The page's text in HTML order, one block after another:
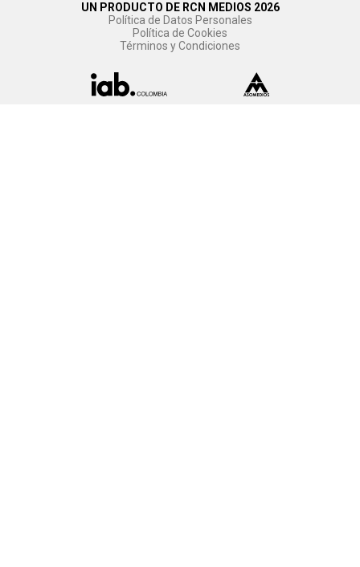
UN PRODUCTO DE RCN MEDIOS 2026
Política de Datos Personales
Política de Cookies
Términos y Condiciones